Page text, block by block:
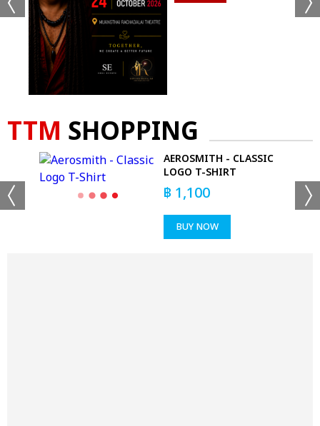
TTM SHOPPING
AEROSMITH - CLASSIC
LOGO T-SHIRT
฿ 1,100
BUY NOW